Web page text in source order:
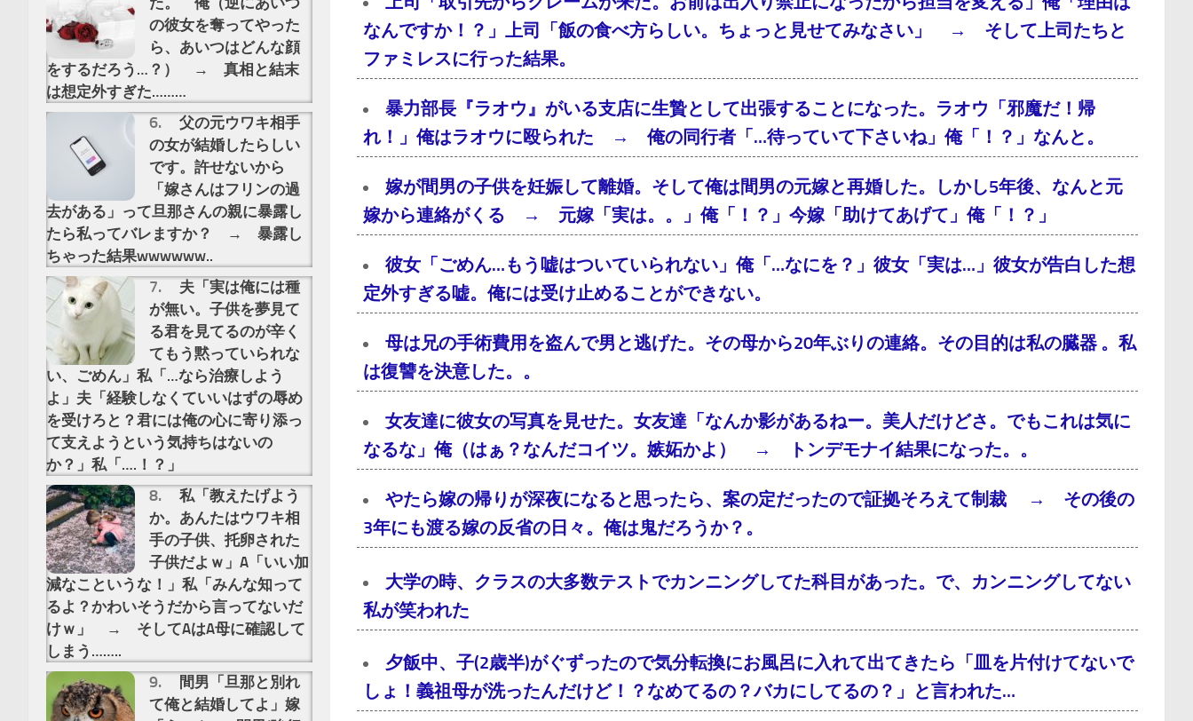
なんですか！？」上司「飯の食べ方らしい。ちょっと見せてみなさい」 → そして上司たちと
ファミレスに行った結果。
暴力部長『ラオウ』がいる支店に生贄として出張することになった。ラオウ「邪魔だ！帰
れ！」俺はラオウに殴られた → 俺の同行者「…待っていて下さいね」俺「！？」なんと。
嫁が間男の子供を妊娠して離婚。そして俺は間男の元嫁と再婚した。しかし5年後、なんと元
嫁から連絡がくる → 元嫁「実は。。」俺「！？」今嫁「助けてあげて」俺「！？」
彼女「ごめん…もう嘘はついていられない」俺「…なにを？」彼女「実は…」彼女が告白した想
定外すぎる嘘。俺には受け止めることができない。
母は兄の手術費用を盗んで男と逃げた。その母から20年ぶりの連絡。その目的は私の臓器 。私
は復讐を決意した。。
女友達に彼女の写真を見せた。女友達「なんか影があるねー。美人だけどさ。でもこれは気に
なるな」俺（はぁ？なんだコイツ。嫉妬かよ） → トンデモナイ結果になった。。
やたら嫁の帰りが深夜になると思ったら、案の定だったので証拠そろえて制裁 → その後の
3年にも渡る嫁の反省の日々。俺は鬼だろうか？。
大学の時、クラスの大多数テストでカンニングしてた科目があった。で、カンニングしてない
私が笑われた
夕飯中、子(2歳半)がぐずったので気分転換にお風呂に入れて出てきたら「皿を片付けてないで
しょ！義祖母が洗ったんだけど！？なめてるの？バカにしてるの？」と言われた…
の彼女を奪ってやった
ら、あいつはどんな顔
をするだろう…？） → 真相と結末
は想定外すぎた………
父の元ウワキ相手
の女が結婚したらしい
です。許せないから
「嫁さんはフリンの過
去がある」って旦那さんの親に暴露し
たら私ってバレますか？ → 暴露し
ちゃった結果wwwwww..
夫「実は俺には種
が無い。子供を夢見て
る君を見てるのが辛く
てもう黙っていられな
い、ごめん」私「…なら治療しよう
よ」夫「経験しなくていいはずの辱め
を受けろと？君には俺の心に寄り添っ
て支えようという気持ちはないの
か？」私「….！？」
私「教えたげよう
か。あんたはウワキ相
手の子供、托卵された
子供だよｗ」A「いい加
減なこというな！」私「みんな知って
るよ？かわいそうだから言ってないだ
けｗ」 → そしてAはA母に確認して
しまう……..
間男「旦那と別れ
て俺と結婚してよ」嫁